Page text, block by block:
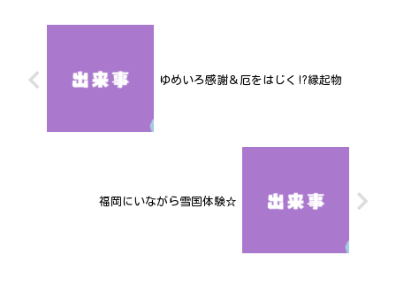
ゆめいろ感謝＆厄をはじく!?縁起物
福岡にいながら雪国体験☆